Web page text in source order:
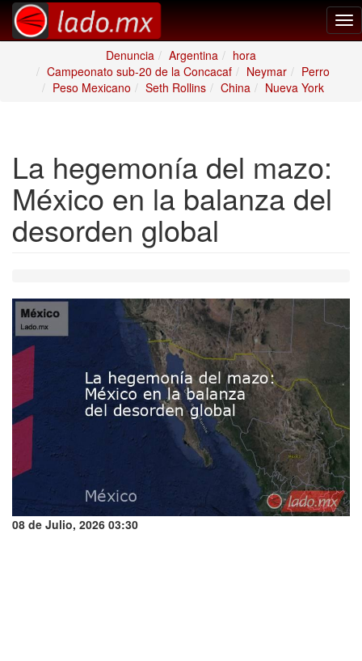
Denuncia
Argentina
hora
Campeonato sub-20 de la Concacaf
Neymar
Perro
Peso Mexicano
Seth Rollins China Nueva York
La hegemonía del mazo:
México en la balanza del
desorden global
08 de Julio, 2026 03:30